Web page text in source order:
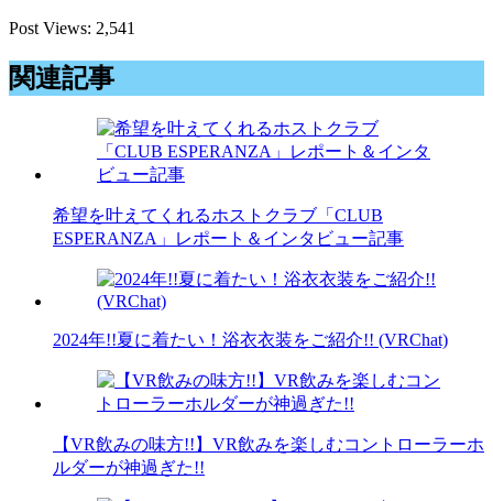
Post Views: 2,541
関連記事
希望を叶えてくれるホストクラブ「CLUB
ESPERANZA」レポート＆インタビュー記事
2024年!!夏に着たい！浴衣衣装をご紹介!! (VRChat)
【VR飲みの味方!!】VR飲みを楽しむコントローラーホ
ルダーが神過ぎた!!